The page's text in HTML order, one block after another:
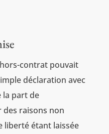
hors-contrat pouvait
déclaration avec
la part de
des raisons non
liberté étant laissée